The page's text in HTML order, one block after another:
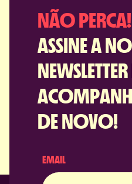
NÃO PERCA!
ASSINE A
DE NOVO!
EMAIL